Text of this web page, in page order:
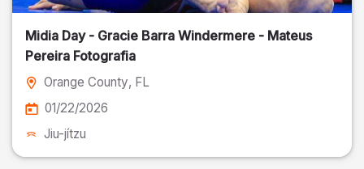
Midia Day - Gracie Barra Windermere - Mateus
Pereira Fotografia
Orange County, FL
01/22/2026
Jiu-jítzu